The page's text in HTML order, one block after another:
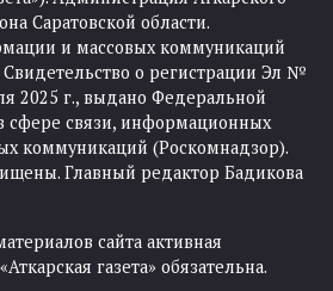
Саратовской области.
и массовых коммуникаций
Свидетельство о регистрации Эл №
2025 г., выдано Федеральной
сфере связи, информационных
коммуникаций (Роскомнадзор).
Главный редактор Бадикова
сайта активная
газета» обязательна.